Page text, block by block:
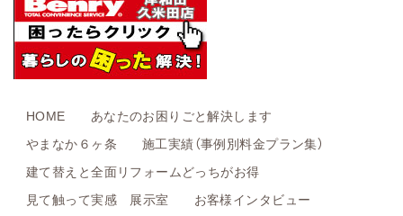
HOME
あなたのお困りごと解決します
やまなか６ヶ条
施工実績（事例別料金プラン集）
建て替えと全面リフォームどっちがお得
見て触って実感 展示室
お客様インタビュー